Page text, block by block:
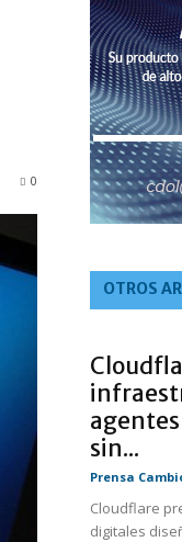
0
OTROS
sin...
Prensa
Cloudflare
digitales